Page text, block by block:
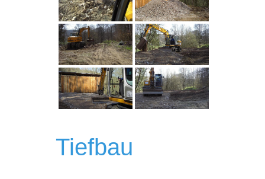
Tiefbau